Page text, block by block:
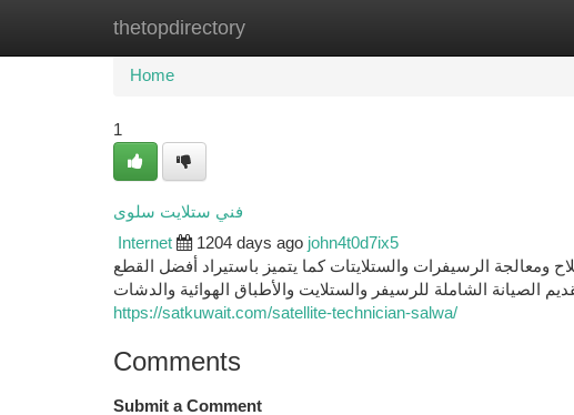
thetopdirectory
Home New Site Listings
Home
1
فني ستلايت سلوى
Internet 1204 days ago john4t0d7ix5
ومعالجة الرسيفرات والستلايتات كما يتميز باستيراد أفضل القطع
الصيانة الشاملة للرسيفر والستلايت والأطباق الهوائية والدشات
https://satkuwait.com/satellite-technician-salwa/
Comments
Submit a Comment